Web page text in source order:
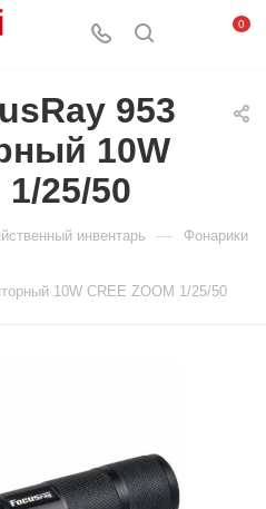
0
953
10W
1/25/50
инвентарь — Фонарики
10W CREE ZOOM 1/25/50